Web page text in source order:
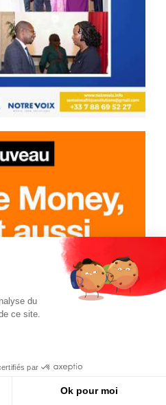
du
ce site.
par
Ok pour moi